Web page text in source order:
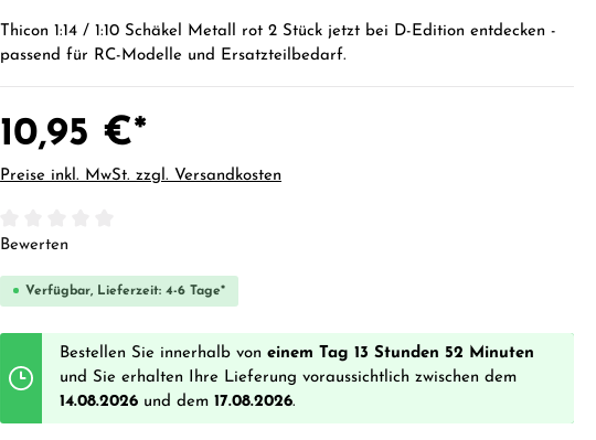
Thicon 1:14 / 1:10 Schäkel Metall rot 2 Stück jetzt bei D-Edition entdecken -
passend für RC-Modelle und Ersatzteilbedarf.
10,95 €*
Preise inkl. MwSt. zzgl. Versandkosten
Durchschnittliche Bewertung von 0 von 5 Sternen
Bewerten
Verfügbar, Lieferzeit: 4-6 Tage*
Bestellen Sie innerhalb von einem Tag 13 Stunden 52 Minuten
und Sie erhalten Ihre Lieferung voraussichtlich zwischen dem
14.08.2026 und dem 17.08.2026.